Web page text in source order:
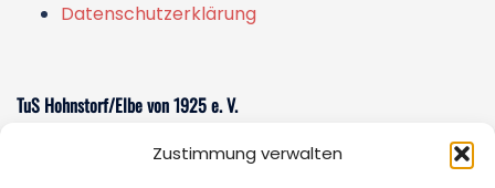
Zustimmung verwalten
Datenschutzerklärung
TuS Hohnstorf/Elbe von 1925 e. V.
Am Sportzentrum 1